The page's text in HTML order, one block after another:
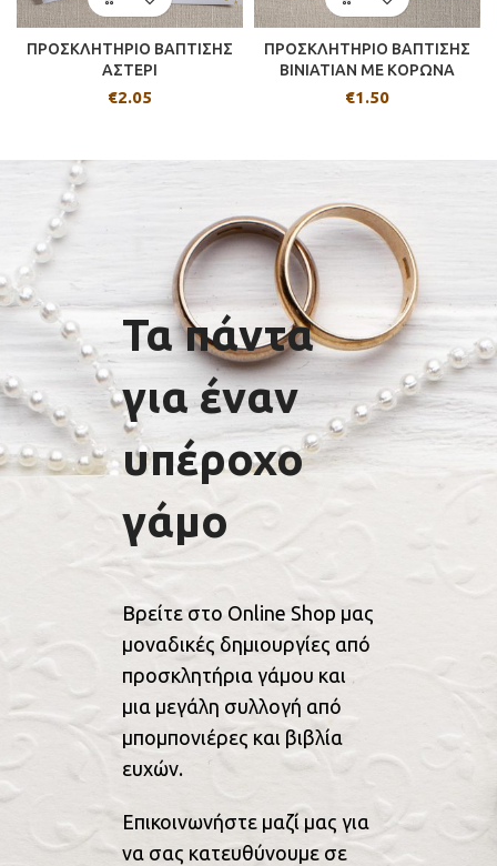
ΠΡΟΣΚΛΗΤΗΡΙΟ ΒΑΠΤΙΣΗΣ
ΑΣΤΕΡΙ
€2.05
ΠΡΟΣΚΛΗΤΗΡΙΟ ΒΑΠΤΙΣΗΣ
BINIATIAN ΜΕ ΚΟΡΩΝΑ
€1.50
Τα πάντα
για έναν
υπέροχο
γάμο
Βρείτε στο Online Shop μας
μοναδικές δημιουργίες από
προσκλητήρια γάμου και
μια μεγάλη συλλογή από
μπομπονιέρες και βιβλία
ευχών.
Επικοινωνήστε μαζί μας για
να σας κατευθύνουμε σε